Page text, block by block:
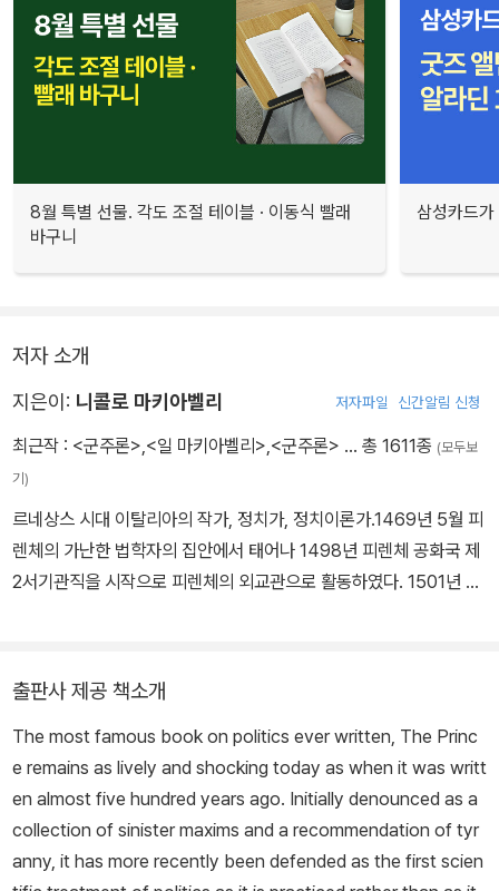
8월 특별 선물. 각도 조절 테이블 · 이동식 빨래
바구니
삼성카드
저자 소개
지은이: 니콜로 마키아벨리 저자파일 신간알림 신청
최근작 : <군주론>,<일 마키아벨리>,<군주론> … 총 1611종 (모두보
기)
르네상스 시대 이탈리아의 작가, 정치가, 정치이론가.1469년 5월 피
렌체의 가난한 법학자의 집안에서 태어나 1498년 피렌체 공화국 제
2서기관직을 시작으로 피렌체의 외교관으로 활동하였다. 1501년 마
필하였다. 그러나 1512년 스페인 군대에 의해 피렌체가 함락되면서
공직에서 축출되어 1513년 반역 음모 혐의로 재판과 고문을 받고 투
옥되었다. 이후 석방되어 피렌체 남쪽 근교의 산트 안드레아 농장에
은둔하면서 『군주론』 초고를 완성하였다. 1516년 『군주론』 필사본이
피렌체 내외에서 유통되기 시작하였으며, 1520년 줄리오 데메디치
추기경의 부탁으로 피렌체 역사를 기록한 『피렌체사』를 집필하였고,
출판사 제공 책소개
The most famous book on politics ever written, The Princ
e remains as lively and shocking today as when it was writt
en almost five hundred years ago. Initially denounced as a
collection of sinister maxims and a recommendation of tyr
anny, it has more recently been defended as the first scien